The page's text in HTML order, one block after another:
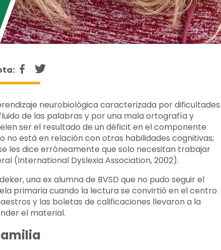
neurobiológica caracterizada por dificultades
de las palabras y por una mala ortografía y
ser el resultado de un déficit en el componente
no está en relación con otras habilidades cognitivas;
les dice erróneamente que solo necesitan trabajar
(International Dyslexia Association, 2002).
una ex alumna de BVSD que no pudo seguir el
primaria cuando la lectura se convirtió en el centro
y las boletas de calificaciones llevaron a la
el material.